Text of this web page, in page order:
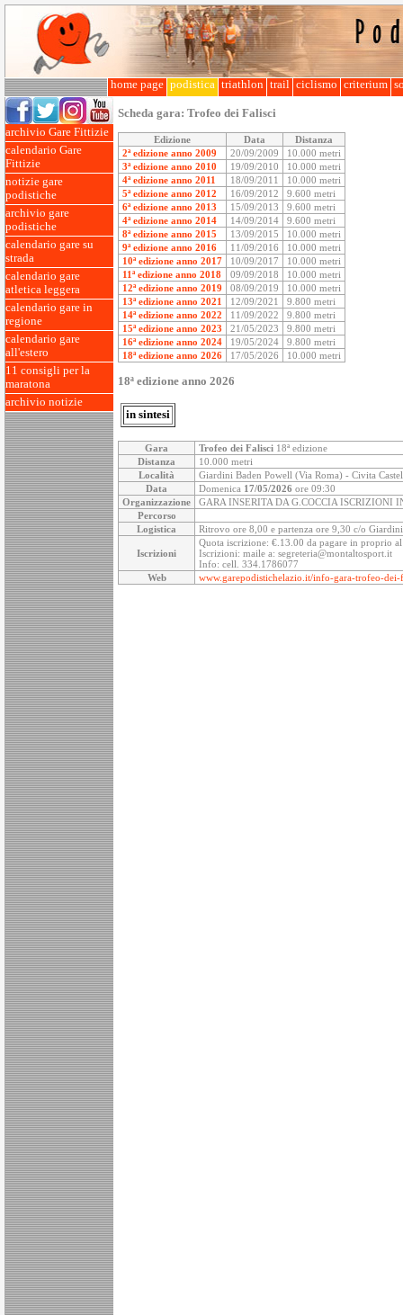
home page podistica triathlon trail ciclismo criterium
archivio Gare Fittizie
calendario Gare
Fittizie
notizie gare
podistiche
archivio gare
podistiche
calendario gare su
strada
calendario gare
atletica leggera
calendario gare in
regione
calendario gare
all'estero
11 consigli per la
maratona
archivio notizie
Scheda gara: Trofeo dei Falisci
Edizione Data
Distanza
2ª edizione anno 2009
20/09/2009
10.000 metri
3ª edizione anno 2010
19/09/2010
10.000 metri
4ª edizione anno 2011
18/09/2011
10.000 metri
5ª edizione anno 2012
16/09/2012
9.600 metri
6ª edizione anno 2013
15/09/2013
9.600 metri
4ª edizione anno 2014
14/09/2014
9.600 metri
8ª edizione anno 2015
13/09/2015
10.000 metri
9ª edizione anno 2016
11/09/2016
10.000 metri
10ª edizione anno 2017
10/09/2017
10.000 metri
11ª edizione anno 2018
09/09/2018
10.000 metri
12ª edizione anno 2019
08/09/2019
10.000 metri
13ª edizione anno 2021
12/09/2021
9.800 metri
14ª edizione anno 2022
11/09/2022
9.800 metri
15ª edizione anno 2023
21/05/2023
9.800 metri
16ª edizione anno 2024
19/05/2024
9.800 metri
18ª edizione anno 2026
17/05/2026 10.000 metri
18ª edizione anno 2026
in sintesi
Gara Trofeo dei Falisci 18ª edizione
Distanza
10.000 metri
Località
Giardini Baden Powell (Via Roma) - Civita
Data
Domenica 17/05/2026 ore 09:30
Organizzazione
GARA INSERITA DA G.COCCIA ISCRIZIONI
Percorso
Logistica
Ritrovo ore 8,00 e partenza ore 9,30 c/o
Iscrizioni
Quota iscrizione: €.13.00 da pagare in proprio
Iscrizioni: maile a: segreteria@montaltosport.it
Info: cell. 334.1786077
Web
www.garepodistichelazio.it/info-gara-trofeo-dei-